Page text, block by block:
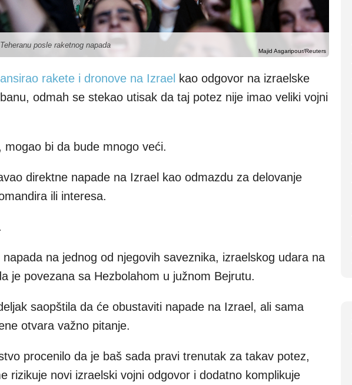
Majid Asgaripour/Reuters
posle raketnog napada
lansirao rakete i dronove na Izrael kao odgovor na izraelske
odmah se stekao utisak da taj potez nije imao veliki vojni
bi da bude mnogo veći.
direktne napade na Izrael kao odmazdu za delovanje
ili interesa.
na jednog od njegovih saveznika, izraelskog udara na
je povezana sa Hezbolahom u južnom Bejrutu.
saopštila da će obustaviti napade na Izrael, ali sama
otvara važno pitanje.
procenilo da je baš sada pravi trenutak za takav potez,
rizikuje novi izraelski vojni odgovor i dodatno komplikuje